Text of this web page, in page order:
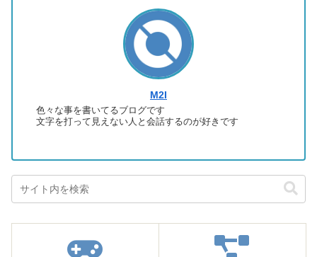
M2I
色々な事を書いてるブログです
文字を打って見えない人と会話するのが好きです